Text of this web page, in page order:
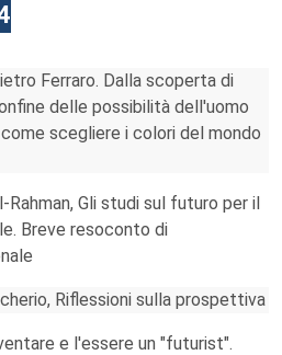
Ferraro. Dalla scoperta di
delle possibilità dell'uomo
scegliere i colori del mondo
Rahman, Gli studi sul futuro per il
Breve resoconto di
Riflessioni sulla prospettiva
e l'essere un "futurist".